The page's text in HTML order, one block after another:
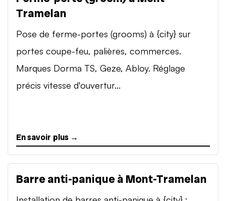
Tramelan
Pose de ferme-portes (grooms) à {city} sur
portes coupe-feu, palières, commerces.
Marques Dorma TS, Geze, Abloy. Réglage
précis vitesse d'ouvertur...
En savoir plus →
Barre anti-panique à Mont-Tramelan